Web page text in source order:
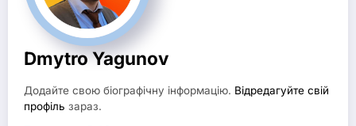
Dmytro Yagunov
Додайте свою біографічну інформацію. Відредагуйте свій
профіль зараз.